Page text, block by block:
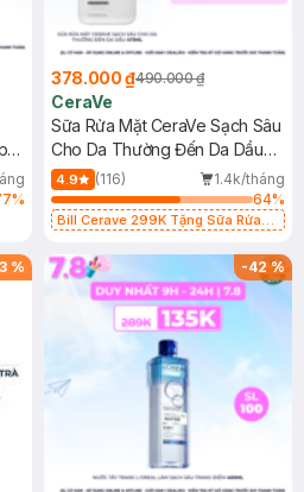
%
378.000 ₫490.000 ₫
CeraVe
Sữa Rửa Mặt CeraVe Sạch Sâu
Cho Da Thường Đến Da Dầu
473ml
4.9 (116)
1.4k/tháng
64%
Bill Cerave 299K Tặng Sữa Rửa
% -42%